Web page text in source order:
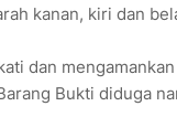
kanan, kiri dan
dan
Bukti diduga